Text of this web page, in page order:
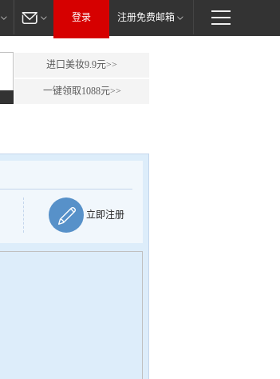
登录 注册免费邮箱
进口美妆9.9元>>
一键领取1088元>>
立即注册